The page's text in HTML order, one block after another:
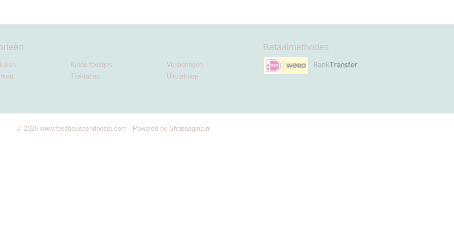
Kinderfeestjes
Traktaties
Versieringen
Uitverkoop
Betaalmethodes
© 2026 www.feestjeuiteendoosje.com - Powered by Shoppagina.nl